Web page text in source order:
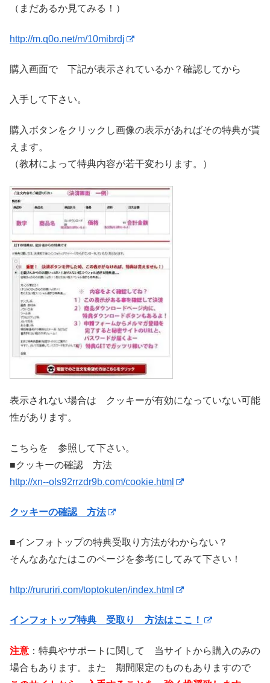
（まだあるか見てみる！）
http://m.q0o.net/m/10mibrdj
購入画面で 下記が表示されているか？確認してから
入手して下さい。
購入ボタンをクリックし画像の表示があればその特典が貰
えます。
（教材によって特典内容が若干変わります。）
表示されない場合は クッキーが有効になっていない可能
性があります。
こちらを 参照して下さい。
■クッキーの確認 方法
http://xn--ols92rrzdr9b.com/cookie.html
クッキーの確認 方法
■インフォトップの特典受取り方法がわからない？
そんなあなたはこのページを参考にしてみて下さい！
http://rururiri.com/toptokuten/index.html
インフォトップ特典 受取り 方法はここ！
注意 ：特典やサポートに関して 当サイトから購入のみの
場合もあります。また 期間限定のものもありますので